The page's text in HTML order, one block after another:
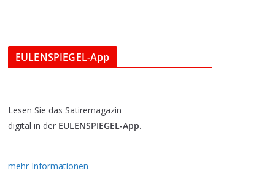
EULENSPIEGEL-App
Lesen Sie das Satiremagazin
digital in der EULENSPIEGEL-App.
mehr Informationen